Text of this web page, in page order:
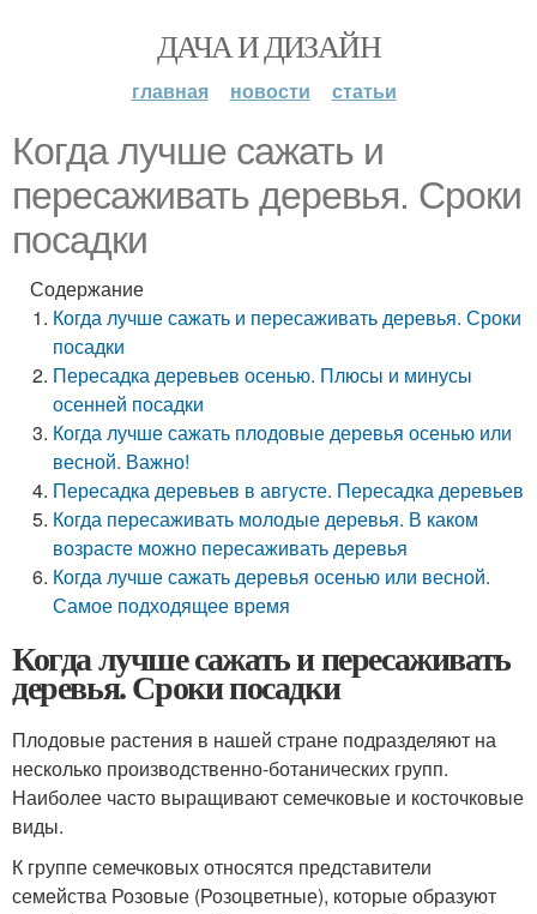
ДАЧА И ДИЗАЙН
главная новости статьи
Когда лучше сажать и
пересаживать деревья. Сроки
посадки
Содержание
Когда лучше сажать и пересаживать деревья. Сроки
посадки
Пересадка деревьев осенью. Плюсы и минусы
осенней посадки
Когда лучше сажать плодовые деревья осенью или
весной. Важно!
Пересадка деревьев в августе. Пересадка деревьев
Когда пересаживать молодые деревья. В каком
возрасте можно пересаживать деревья
Когда лучше сажать деревья осенью или весной.
Самое подходящее время
Когда лучше сажать и пересаживать
деревья. Сроки посадки
Плодовые растения в нашей стране подразделяют на
несколько производственно-ботанических групп.
Наиболее часто выращивают семечковые и косточковые
виды.
К группе семечковых относятся представители
семейства Розовые (Розоцветные), которые образуют